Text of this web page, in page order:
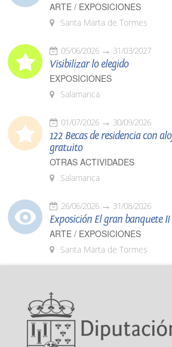
ARTE / EXPOSICIONES
Santa Marta de Tormes
05/06/2026 31/03/2027
Visibilizar lo elegido
EXPOSICIONES
Salamanca
01/07/2026 30/09/2026
122 Becas de residencia con
gratuito
OTRAS ACTIVIDADES
Salamanca
26/06/2026 31/08/2026
Exposición El gran banquete II
ARTE / EXPOSICIONES
Santa Marta de Tormes